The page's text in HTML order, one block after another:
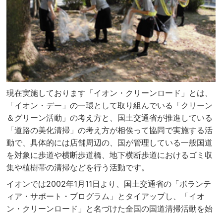
現在実施しております「イオン・クリーンロード」とは、
「イオン・デー」の一環として取り組んでいる「クリーン
＆グリーン活動」の考え方と、国土交通省が推進している
「道路の美化清掃」の考え方が相俟って協同で実施する活
動で、具体的には店舗周辺の、国が管理している一般国道
を対象に歩道や横断歩道橋、地下横断歩道におけるゴミ収
集や植樹帯の清掃などを行う活動です。
イオンでは2002年1月11日より、国土交通省の「ボランテ
ィア・サポート・プログラム」とタイアップし、「イオ
ン・クリーンロード」と名づけた全国の国道清掃活動を始